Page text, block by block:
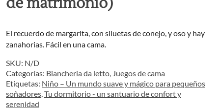
El recuerdo de margarita, con siluetas de conejo, y oso y hay
zanahorias. Fácil en una cama.
SKU: N/D
Categorías: Biancheria da letto, Juegos de cama
Etiquetas: Niño – Un mundo suave y mágico para pequeños
soñadores,Tu dormitorio - un santuario de confort y
serenidad